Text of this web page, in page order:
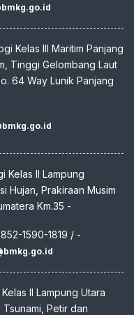
Kelas III Maritim Panjang
Tinggi Gelombang Laut
64 Way Lunik Panjang
Kelas II Lampung
Hujan, Prakiraan Musim
Km.35 -
1590-1819 / -
II Lampung Utara
Tsunami, Petir dan